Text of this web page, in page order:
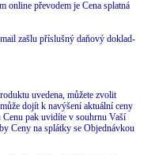
převodem je Cena splatná
zašlu příslušný daňový doklad-
uvedena, můžete zvolit
dojít k navýšení aktuální ceny
Cenu pak uvidíte v souhrnu Vaší
Ceny na splátky se Objednávkou